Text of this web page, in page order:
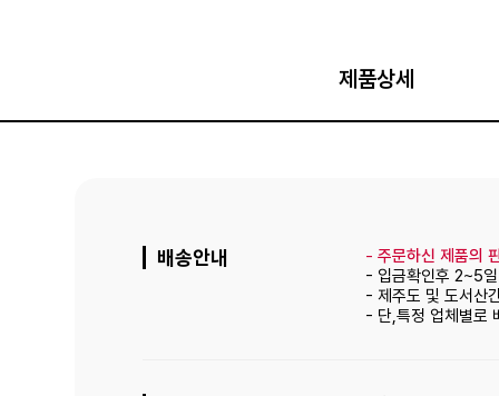
제품상세
배송안내 - 주문하신 제품의
- 입금확인후 2~5
- 제주도 및 도서산
- 단,특정 업체별로